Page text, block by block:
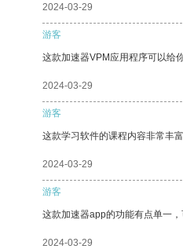
2024-03-29
游客
这款加速器VPM应用程序可以给
2024-03-29
游客
这款学习软件的课程内容非常丰
2024-03-29
游客
这款加速器app的功能有点单一
2024-03-29